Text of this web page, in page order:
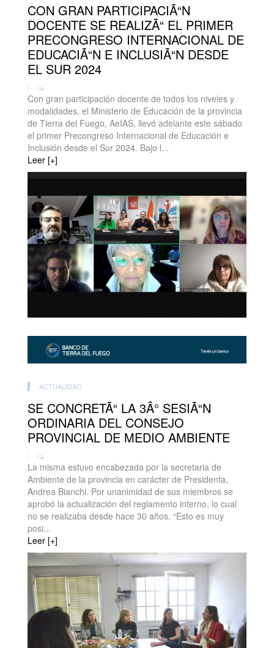
CON GRAN PARTICIPACIÃ“N
DOCENTE SE REALIZÃ“ EL PRIMER
PRECONGRESO INTERNACIONAL DE
EDUCACIÃ“N E INCLUSIÃ“N DESDE
EL SUR 2024
| -
Con gran participación docente de todos los niveles y
modalidades, el Ministerio de Educación de la provincia
de Tierra del Fuego, AeIAS, llevó adelante este sábado
el primer Precongreso Internacional de Educación e
Inclusión desde el Sur 2024. Bajo l...
Leer [+]
ACTUALIDAD
SE CONCRETÃ“ LA 3Â° SESIÃ“N
ORDINARIA DEL CONSEJO
PROVINCIAL DE MEDIO AMBIENTE
| -
La misma estuvo encabezada por la secretaria de
Ambiente de la provincia en carácter de Presidenta,
Andrea Bianchi. Por unanimidad de sus miembros se
aprobó la actualización del reglamento interno, lo cual
no se realizaba desde hace 30 años. “Esto es muy
posi...
Leer [+]